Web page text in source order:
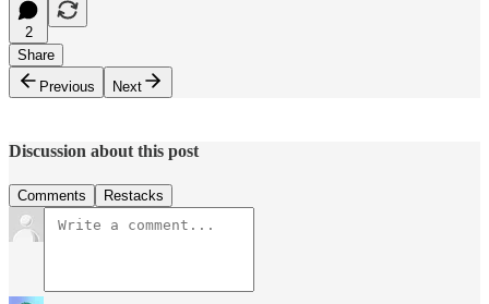
2
Share
Previous
Next
Discussion about this post
Comments Restacks